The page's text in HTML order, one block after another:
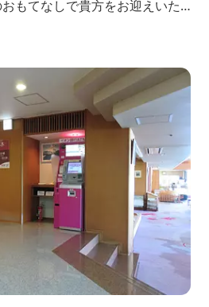
もてなしで貴方をお迎えいた
宮）に歩いて５分。早朝参拝